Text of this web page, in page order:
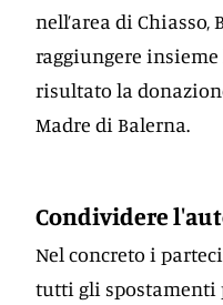
nell’area di
raggiungere insieme
risultato la
Madre di Balerna.
Condividere
Nel concreto i
tutti gli spostamenti